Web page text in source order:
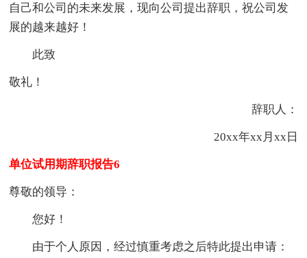
自己和公司的未来发展，现向公司提出辞职，祝公司发
展的越来越好！
此致
敬礼！
辞职人：
20xx年xx月xx日
单位试用期辞职报告6
尊敬的领导：
您好！
由于个人原因，经过慎重考虑之后特此提出申请：